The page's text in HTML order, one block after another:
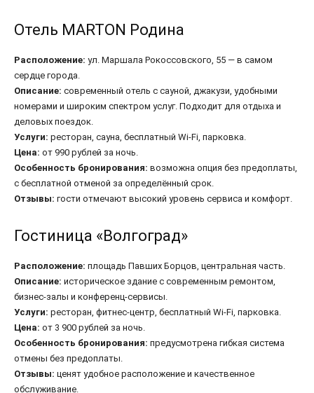
Отель MARTON Родина
Расположение: ул. Маршала Рокоссовского, 55 — в самом
сердце города.
Описание: современный отель с сауной, джакузи, удобными
номерами и широким спектром услуг. Подходит для отдыха и
деловых поездок.
Услуги: ресторан, сауна, бесплатный Wi-Fi, парковка.
Цена: от 990 рублей за ночь.
Особенность бронирования: возможна опция без предоплаты,
с бесплатной отменой за определённый срок.
Отзывы: гости отмечают высокий уровень сервиса и комфорт.
Гостиница «Волгоград»
Расположение: площадь Павших Борцов, центральная часть.
Описание: историческое здание с современным ремонтом,
бизнес-залы и конференц-сервисы.
Услуги: ресторан, фитнес-центр, бесплатный Wi-Fi, парковка.
Цена: от 3 900 рублей за ночь.
Особенность бронирования: предусмотрена гибкая система
отмены без предоплаты.
Отзывы: ценят удобное расположение и качественное
обслуживание.